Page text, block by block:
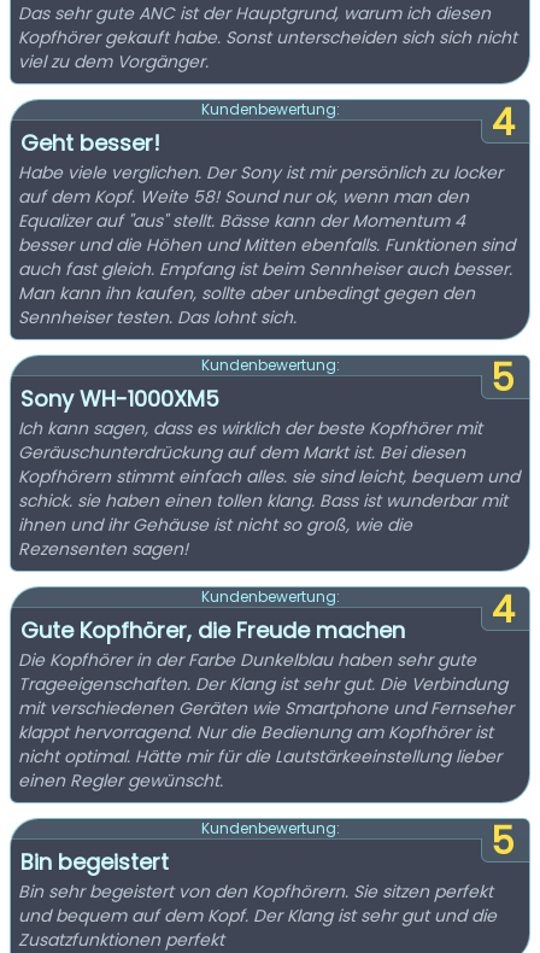
Das sehr gute ANC ist der Hauptgrund, warum ich diesen
Kopfhörer gekauft habe. Sonst unterscheiden sich sich nicht
viel zu dem Vorgänger.
4
Kundenbewertung:
Geht besser!
Habe viele verglichen. Der Sony ist mir persönlich zu locker
auf dem Kopf. Weite 58! Sound nur ok, wenn man den
Equalizer auf "aus" stellt. Bässe kann der Momentum 4
besser und die Höhen und Mitten ebenfalls. Funktionen sind
auch fast gleich. Empfang ist beim Sennheiser auch besser.
Man kann ihn kaufen, sollte aber unbedingt gegen den
Sennheiser testen. Das lohnt sich.
5
Kundenbewertung:
Sony WH-1000XM5
Ich kann sagen, dass es wirklich der beste Kopfhörer mit
Geräuschunterdrückung auf dem Markt ist. Bei diesen
Kopfhörern stimmt einfach alles. sie sind leicht, bequem und
schick. sie haben einen tollen klang. Bass ist wunderbar mit
ihnen und ihr Gehäuse ist nicht so groß, wie die
Rezensenten sagen!
4
Kundenbewertung:
Gute Kopfhörer, die Freude machen
Die Kopfhörer in der Farbe Dunkelblau haben sehr gute
Trageeigenschaften. Der Klang ist sehr gut. Die Verbindung
mit verschiedenen Geräten wie Smartphone und Fernseher
klappt hervorragend. Nur die Bedienung am Kopfhörer ist
nicht optimal. Hätte mir für die Lautstärkeeinstellung lieber
einen Regler gewünscht.
5
Kundenbewertung:
Bin begeistert
Bin sehr begeistert von den Kopfhörern. Sie sitzen perfekt
und bequem auf dem Kopf. Der Klang ist sehr gut und die
Zusatzfunktionen perfekt